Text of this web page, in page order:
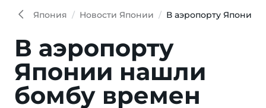
Япония Новости Японии В аэропорту Японии
В аэропорту
Японии нашли
бомбу времен